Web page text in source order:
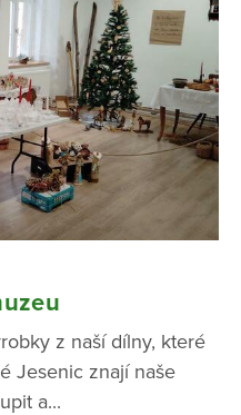
z naší dílny, které
Jesenic znají naše
a...